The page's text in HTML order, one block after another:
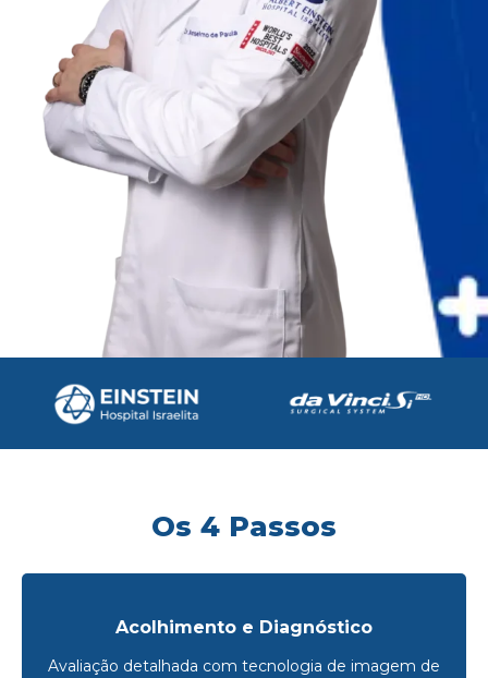
Os 4 Passos
Acolhimento e Diagnóstico
Avaliação detalhada com tecnologia de imagem de